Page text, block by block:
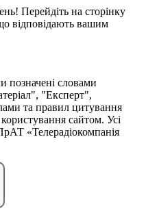
Перейдіть на сторінку
відповідають вашим
позначені словами
"Експерт",
та правил цитування
сайтом. Усі
«Телерадіокомпанія